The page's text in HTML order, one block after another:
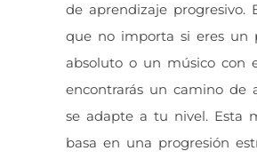
de aprendizaje progresivo.
que no importa si eres un
absoluto o un músico con
encontrarás un camino de
se adapte a tu nivel. Esta
basa en una progresión